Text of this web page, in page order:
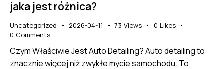
jaka jest różnica?
Uncategorized 2026-04-11 73 Views 0 Likes
0 Comments
Czym Właściwie Jest Auto Detailing? Auto detailing to
znacznie więcej niż zwykłe mycie samochodu. To